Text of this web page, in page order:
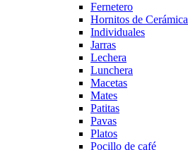
Fernetero
Hornitos de Cerámica
Individuales
Jarras
Lechera
Lunchera
Macetas
Mates
Patitas
Pavas
Platos
Pocillo de café